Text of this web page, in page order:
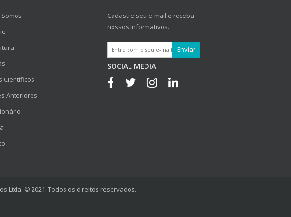
Científicos
Anteriores
Cadastre seu e-mail e receba
nossos informativos.
SOCIAL MEDIA
Ltda. © 2021. Todos os direitos reservados.